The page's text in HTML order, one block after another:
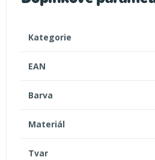
Kategorie
EAN
Barva
Materiál
Tvar